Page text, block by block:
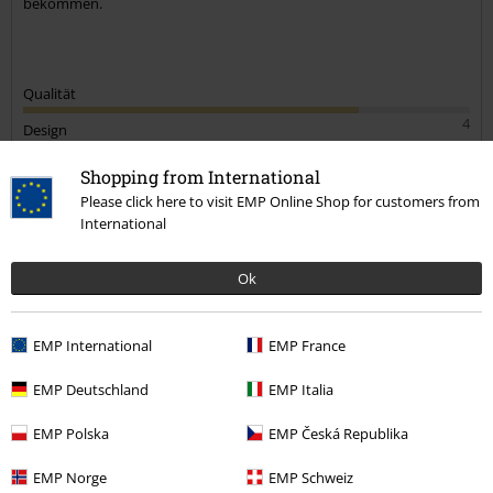
Shopping from International
Please click here to visit EMP Online Shop for customers from
International
Ok
EMP International EMP France
EMP Deutschland EMP Italia
EMP Polska EMP Česká Republika
EMP Norge EMP Schweiz
Qualität
4
Design
Passform
2
Weite
Länge
zu kurz
perfekt zu lang
Verifizierte Rezension
Kommentieren